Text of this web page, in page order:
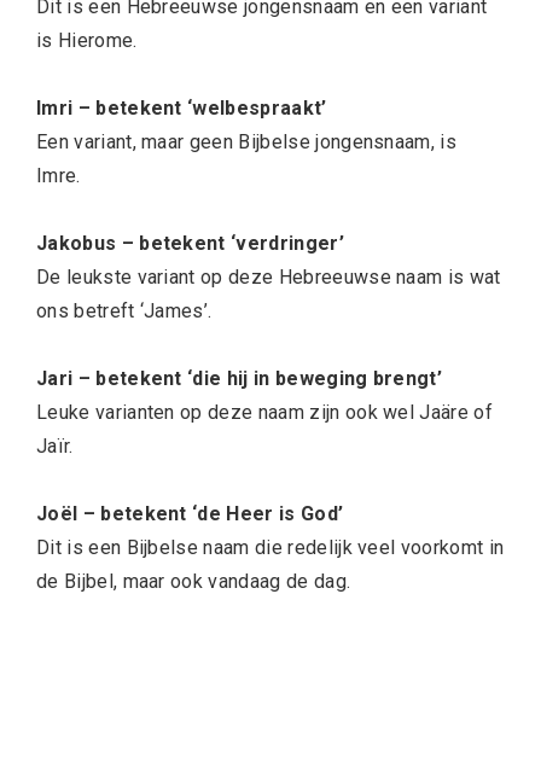
Dit is een Hebreeuwse jongensnaam en een variant
is Hierome.
Imri – betekent ‘welbespraakt’
Een variant, maar geen Bijbelse jongensnaam, is
Imre.
Jakobus – betekent ‘verdringer’
De leukste variant op deze Hebreeuwse naam is wat
ons betreft ‘James’.
Jari – betekent ‘die hij in beweging brengt’
Leuke varianten op deze naam zijn ook wel Jaäre of
Jaïr.
Joël – betekent ‘de Heer is God’
Dit is een Bijbelse naam die redelijk veel voorkomt in
de Bijbel, maar ook vandaag de dag.